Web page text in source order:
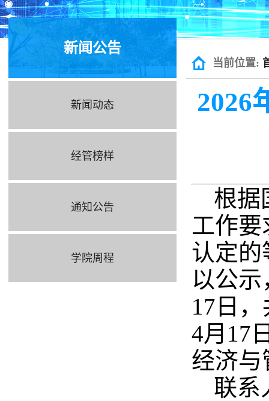
新闻公告
新闻动态
经管榜样
通知公告
学院周程
当前位置:
2026
根据
工作要
认定的
以公示
17日
4月17
经济与
联系